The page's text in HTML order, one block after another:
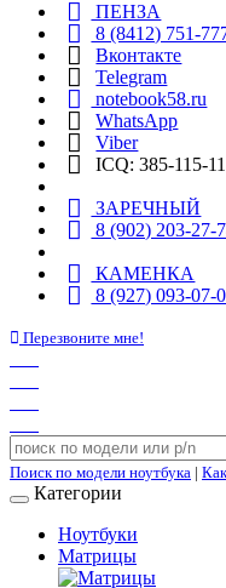
ПЕНЗА
8 (8412) 751-
Вконтакте
Telegram
notebook58.ru
WhatsApp
Viber
ICQ: 385-115-
ЗАРЕЧНЫЙ
8 (902) 203-27-
КАМЕНКА
8 (927) 093-07-
Перезвоните мне!
Поиск по модели ноутбука |
Категории
Ноутбуки
Матрицы